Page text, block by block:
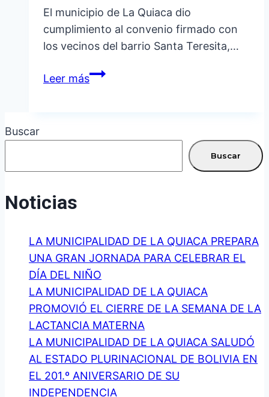
El municipio de La Quiaca dio
cumplimiento al convenio firmado con
los vecinos del barrio Santa Teresita,…
Leer másEXTENSIÓN
DE
BENEFICIA
30
FAMILIAS
EN
EL
BARRIO
SANTA
TERESITA
Buscar
Buscar
Noticias
LA MUNICIPALIDAD DE LA QUIACA PREPARA
UNA GRAN JORNADA PARA CELEBRAR EL
DÍA DEL NIÑO
LA MUNICIPALIDAD DE LA QUIACA
PROMOVIÓ EL CIERRE DE LA SEMANA DE LA
LACTANCIA MATERNA
LA MUNICIPALIDAD DE LA QUIACA SALUDÓ
AL ESTADO PLURINACIONAL DE BOLIVIA EN
EL 201.º ANIVERSARIO DE SU
INDEPENDENCIA